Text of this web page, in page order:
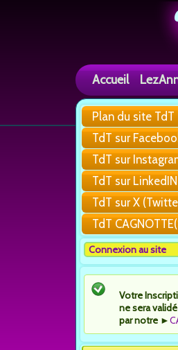
Accueil
Plan du site TdT
TdT sur
TdT sur
TdT sur LinkedIN
TdT sur X
TdT
Connexion au site
Votre
ne sera
par notre ►